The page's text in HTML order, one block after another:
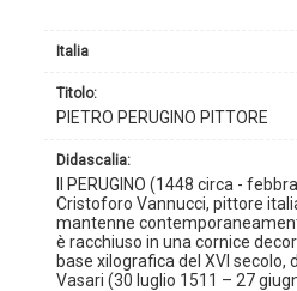
Italia
titolo:
PIETRO PERUGINO PITTORE
didascalia:
Il PERUGINO (1448 circa -
Cristoforo Vannucci, pittore
mantenne
è racchiuso in una cornice
base xilografica del XVI
Vasari (30 luglio 1511 – 27